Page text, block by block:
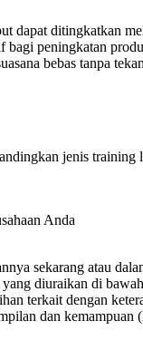
dapat ditingkatkan
bagi peningkatan
bebas tanpa
jenis training
Anda
sekarang atau
diuraikan di
terkait dengan
dan kemampuan